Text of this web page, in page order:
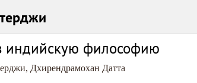
индийскую философию
, Дхирендрамохан Датта